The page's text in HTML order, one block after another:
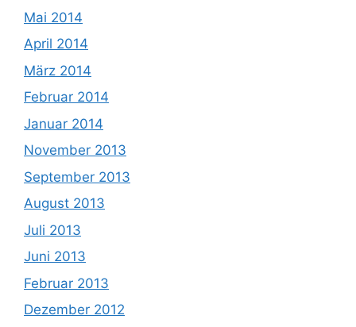
Mai 2014
April 2014
März 2014
Februar 2014
Januar 2014
November 2013
September 2013
August 2013
Juli 2013
Juni 2013
Februar 2013
Dezember 2012